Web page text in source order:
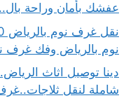
عفشك بأمان وراحة
نوم بالرياض وفك غرف
دينا توصيل اثاث
شاملة لنقل